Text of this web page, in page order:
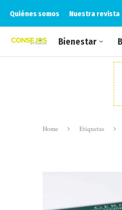
Quiénes somos Nuestra revista
Bienestar
Home Etiquetas